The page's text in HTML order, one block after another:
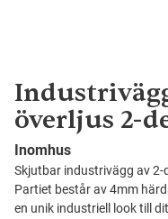
överljus 2-
Inomhus
Skjutbar industrivägg av
Partiet består av 4mm
en unik industriell look till